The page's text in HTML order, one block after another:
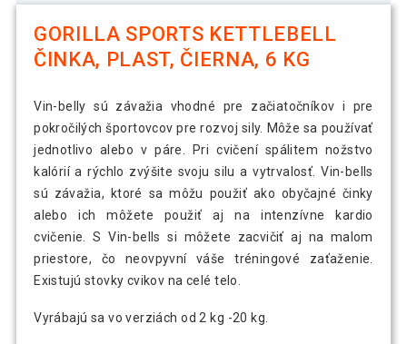
GORILLA SPORTS KETTLEBELL
ČINKA, PLAST, ČIERNA, 6 KG
Vin-belly sú závažia vhodné pre začiatočníkov i pre
pokročilých športovcov pre rozvoj sily. Môže sa používať
jednotlivo alebo v páre. Pri cvičení spálitem nožstvo
kalórií a rýchlo zvýšite svoju silu a vytrvalosť. Vin-bells
sú závažia, ktoré sa môžu použiť ako obyčajné činky
alebo ich môžete použiť aj na intenzívne kardio
cvičenie. S Vin-bells si môžete zacvičiť aj na malom
priestore, čo neovpyvní váše tréningové zaťaženie.
Existujú stovky cvikov na celé telo.
Vyrábajú sa vo verziách od 2 kg -20 kg.